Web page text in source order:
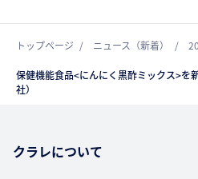
トップページ ニュース（新着）
保健機能食品<にんにく黒酢ミックス>を
社）
クラレについて